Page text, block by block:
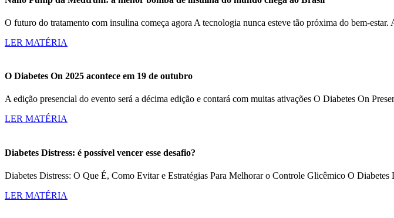
O futuro do tratamento com insulina começa agora A tecnologia nunca esteve tão próxima do bem-
LER MATÉRIA
O Diabetes On 2025 acontece em 19 de outubro
A edição presencial do evento será a décima edição e contará com muitas ativações O Diabetes On
LER MATÉRIA
Diabetes Distress: é possível vencer esse desafio?
Diabetes Distress: O Que É, Como Evitar e Estratégias Para Melhorar o Controle Glicêmico O
LER MATÉRIA